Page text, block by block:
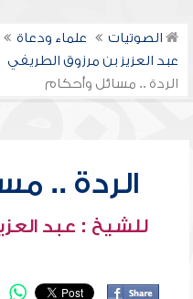
الصوتيات علماء ودعاة
عبد العزيز بن مرزوق الطريفي
الردة .. مسائل وأحكام
الردة ..
للشيخ : عبد